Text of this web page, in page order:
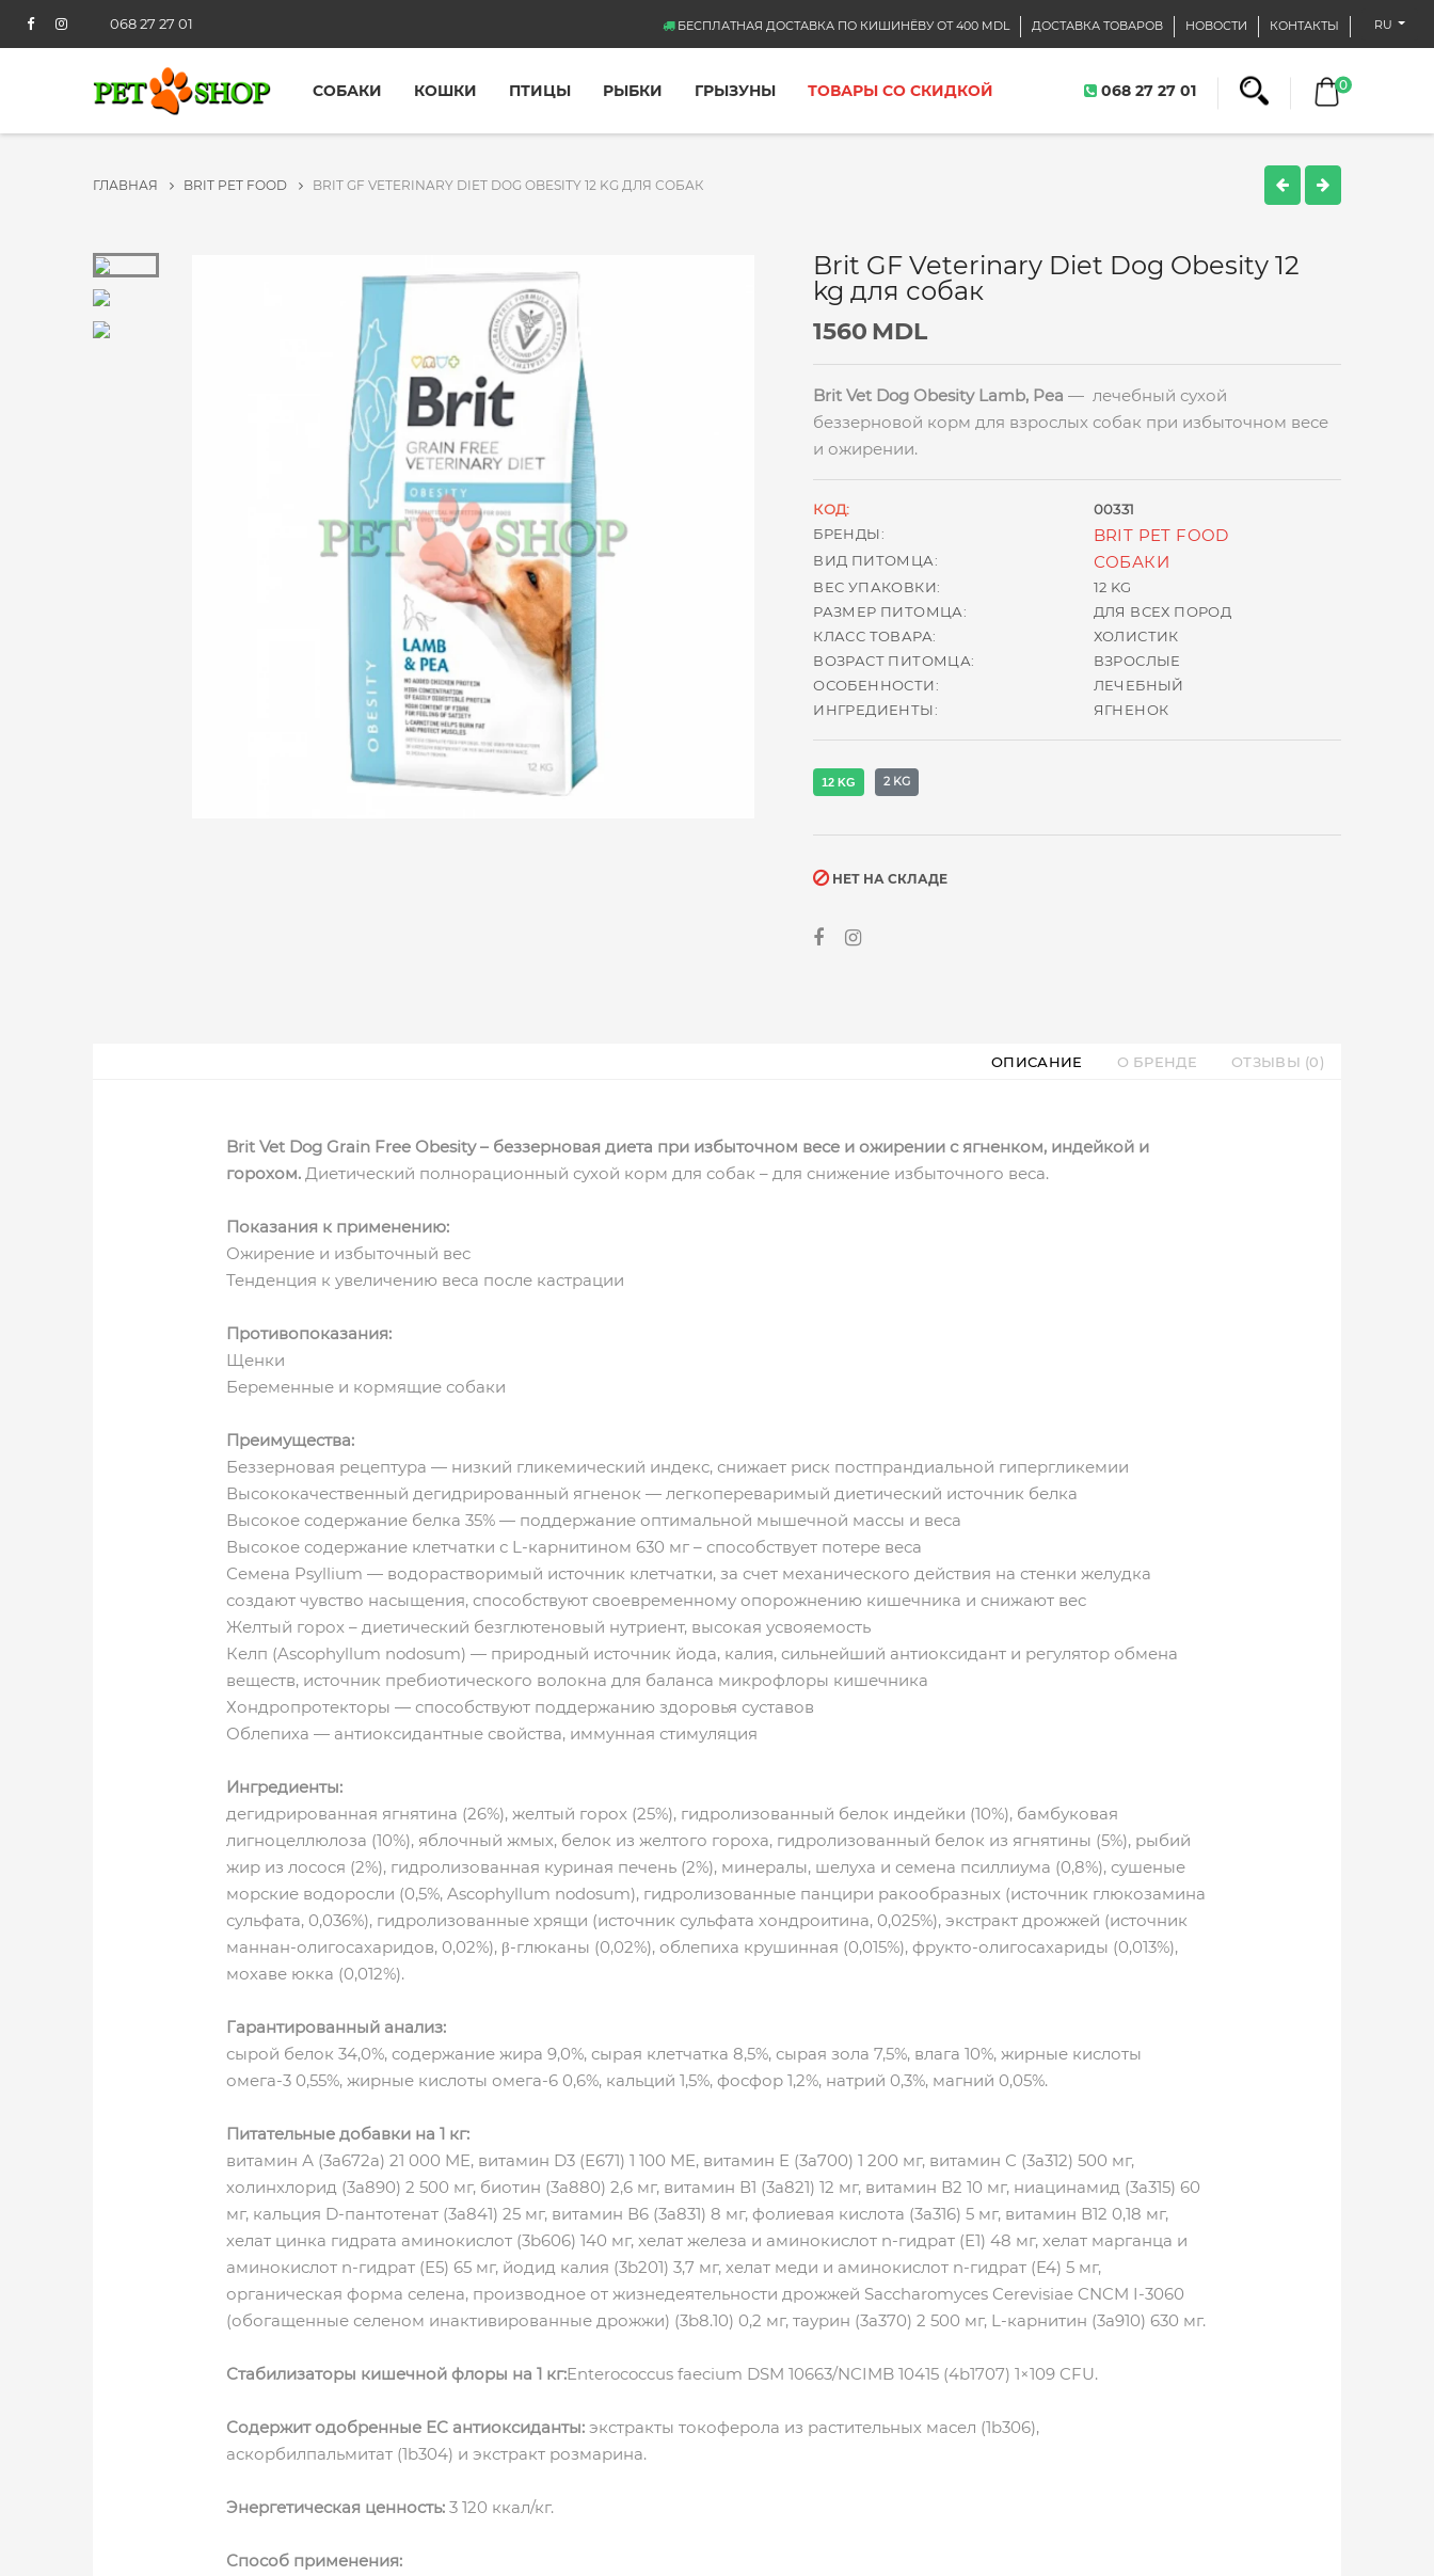
068 27 27 01 БЕСПЛАТНАЯ ДОСТАВКА ПО КИШИНЁВУ ОТ 400 MDL ДОСТАВКА ТОВАРОВ НОВОСТИ КОНТАКТЫ RU
СОБАКИ КОШКИ ПТИЦЫ РЫБКИ ГРЫЗУНЫ ТОВАРЫ СО СКИДКОЙ 068 27 27 01 0
ГЛАВНАЯ BRIT PET FOOD BRIT GF VETERINARY DIET DOG OBESITY 12 KG ДЛЯ СОБАК
Brit GF Veterinary Diet Dog Obesity 12
kg для собак
1560 MDL
Brit Vet Dog Obesity Lamb, Pea — лечебный сухой
беззерновой корм для взрослых собак при избыточном весе
и ожирении.
КОД:
00331
БРЕНДЫ:
BRIT PET FOOD
ВИД ПИТОМЦА: СОБАКИ
ВЕС УПАКОВКИ:
12 KG
РАЗМЕР ПИТОМЦА:
ДЛЯ ВСЕХ ПОРОД
КЛАСС ТОВАРА:
ХОЛИСТИК
ВОЗРАСТ ПИТОМЦА:
ВЗРОСЛЫЕ
ОСОБЕННОСТИ:
ЛЕЧЕБНЫЙ
ИНГРЕДИЕНТЫ:
ЯГНЕНОК
12 KG 2 KG
НЕТ НА СКЛАДЕ
ОПИСАНИЕ О БРЕНДЕ ОТЗЫВЫ (0)
Brit Vet Dog Grain Free Obesity – беззерновая диета при избыточном весе и ожирении с ягненком, индейкой и
горохом. Диетический полнорационный сухой корм для собак – для снижение избыточного веса.
Показания к применению:
Ожирение и избыточный вес
Тенденция к увеличению веса после кастрации
Противопоказания:
Щенки
Беременные и кормящие собаки
Преимущества:
Беззерновая рецептура — низкий гликемический индекс, снижает риск постпрандиальной гипергликемии
Высококачественный дегидрированный ягненок — легкопереваримый диетический источник белка
Высокое содержание белка 35% — поддержание оптимальной мышечной массы и веса
Высокое содержание клетчатки с L-карнитином 630 мг – способствует потере веса
Семена Psyllium — водорастворимый источник клетчатки, за счет механического действия на стенки желудка
создают чувство насыщения, способствуют своевременному опорожнению кишечника и снижают вес
Желтый горох – диетический безглютеновый нутриент, высокая усвояемость
Келп (Ascophyllum nodosum) — природный источник йода, калия, сильнейший антиоксидант и регулятор обмена
веществ, источник пребиотического волокна для баланса микрофлоры кишечника
Хондропротекторы — способствуют поддержанию здоровья суставов
Облепиха — антиоксидантные свойства, иммунная стимуляция
Ингредиенты:
дегидрированная ягнятина (26%), желтый горох (25%), гидролизованный белок индейки (10%), бамбуковая
лигноцеллюлоза (10%), яблочный жмых, белок из желтого гороха, гидролизованный белок из ягнятины (5%), рыбий
жир из лосося (2%), гидролизованная куриная печень (2%), минералы, шелуха и семена псиллиума (0,8%), сушеные
морские водоросли (0,5%, Ascophyllum nodosum), гидролизованные панцири ракообразных (источник глюкозамина
сульфата, 0,036%), гидролизованные хрящи (источник сульфата хондроитина, 0,025%), экстракт дрожжей (источник
маннан-олигосахаридов, 0,02%), β-глюканы (0,02%), облепиха крушинная (0,015%), фрукто-олигосахариды (0,013%),
мохаве юкка (0,012%).
Гарантированный анализ:
сырой белок 34,0%, содержание жира 9,0%, сырая клетчатка 8,5%, сырая зола 7,5%, влага 10%, жирные кислоты
омега-3 0,55%, жирные кислоты омега-6 0,6%, кальций 1,5%, фосфор 1,2%, натрий 0,3%, магний 0,05%.
Питательные добавки на 1 кг:
витамин А (3a672a) 21 000 ME, витамин D3 (E671) 1 100 ME, витамин E (3a700) 1 200 мг, витамин С (3a312) 500 мг,
холинхлорид (3a890) 2 500 мг, биотин (3a880) 2,6 мг, витамин В1 (3a821) 12 мг, витамин В2 10 мг, ниацинамид (3a315) 60
мг, кальция D-пантотенат (3a841) 25 мг, витамин В6 (3a831) 8 мг, фолиевая кислота (3a316) 5 мг, витамин В12 0,18 мг,
хелат цинка гидрата аминокислот (3b606) 140 мг, xелат железа и аминокислот n-гидрат (E1) 48 мг, xелат марганца и
аминокислот n-гидрат (E5) 65 мг, йодид калия (3b201) 3,7 мг, хелат меди и аминокислот n-гидрат (E4) 5 мг,
органическая форма селена, производное от жизнедеятельности дрожжей Saccharomyces Cerevisiae CNCM I-3060
(обогащенные селеном инактивированные дрожжи) (3b8.10) 0,2 мг, таурин (3a370) 2 500 мг, L-карнитин (3a910) 630 мг.
Стабилизаторы кишечной флоры на 1 кг:Enterococcus faecium DSM 10663/NCIMB 10415 (4b1707) 1×109 CFU.
Содержит одобренные ЕС антиоксиданты: экстракты токоферола из растительных масел (1b306),
аскорбилпальмитат (1b304) и экстракт розмарина.
Энергетическая ценность: 3 120 ккал/кг.
Способ применения: